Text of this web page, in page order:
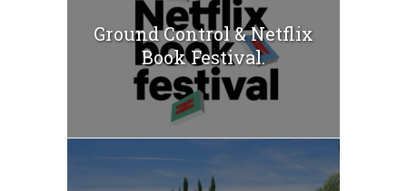
Ground Control & Netflix
Book Festival.